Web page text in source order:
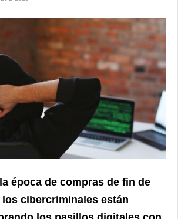
época de compras de fin de
los cibercriminales están